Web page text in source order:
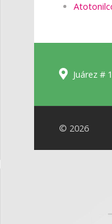
Juárez #
© 2026